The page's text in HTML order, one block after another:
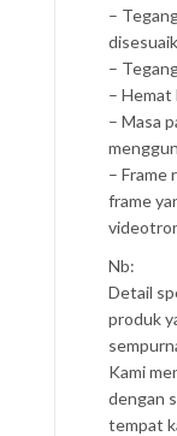
–
–
– Hemat
– Masa
– Frame
frame
Nb:
Detail
produk
Kami
dengan
tempat